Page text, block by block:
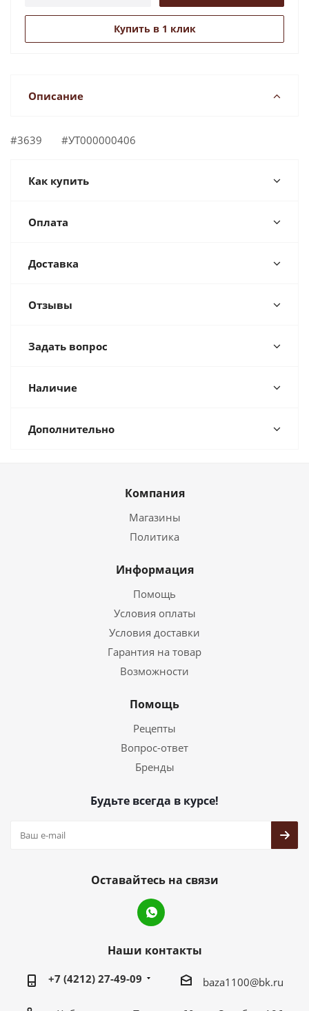
Купить в 1 клик
Описание
#3639 #УТ000000406
Как купить
Оплата
Доставка
Отзывы
Задать вопрос
Наличие
Дополнительно
Компания
Магазины
Политика
Информация
Помощь
Условия оплаты
Условия доставки
Гарантия на товар
Возможности
Помощь
Рецепты
Вопрос-ответ
Бренды
Будьте всегда в курсе!
Оставайтесь на связи
Наши контакты
+7 (4212) 27-49-09 baza1100@bk.ru